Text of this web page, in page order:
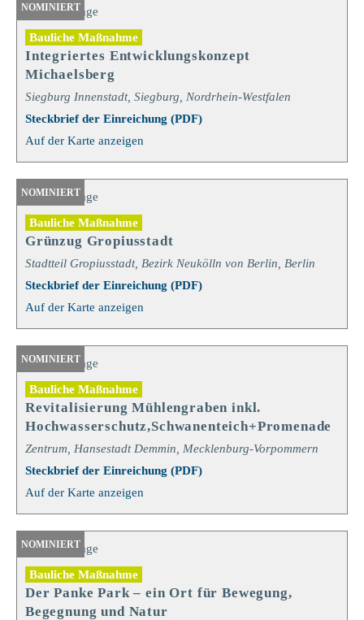
Bauliche Maßnahme
Integriertes Entwicklungskonzept
Michaelsberg
Siegburg Innenstadt, Siegburg, Nordrhein-Westfalen
Steckbrief der Einreichung (PDF)
Auf der Karte anzeigen
NOMINIERT
Bauliche Maßnahme
Grünzug Gropiusstadt
Stadtteil Gropiusstadt, Bezirk Neukölln von Berlin, Berlin
Steckbrief der Einreichung (PDF)
Auf der Karte anzeigen
NOMINIERT
Bauliche Maßnahme
Revitalisierung Mühlengraben inkl.
Hochwasserschutz,Schwanenteich+Promenade
Zentrum, Hansestadt Demmin, Mecklenburg-Vorpommern
Steckbrief der Einreichung (PDF)
Auf der Karte anzeigen
NOMINIERT
Bauliche Maßnahme
Der Panke Park – ein Ort für Bewegung,
Begegnung und Natur
NOMINIERT